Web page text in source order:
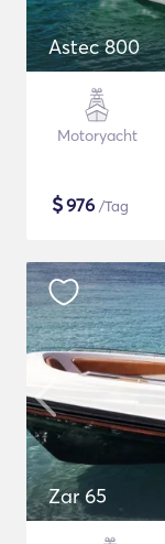
Astec 800
Motoryacht
$976 /Tag
Zar 65